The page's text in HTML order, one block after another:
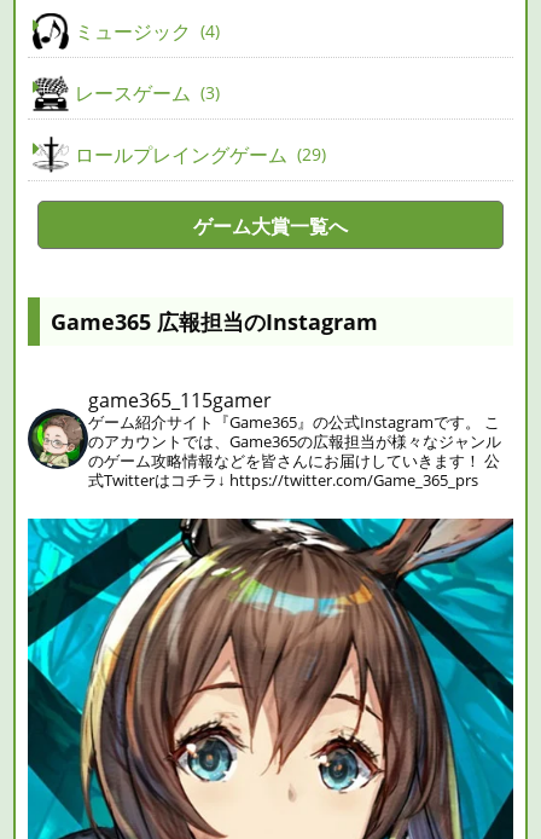
ミュージック 4
レースゲーム 3
ロールプレイングゲーム 29
ゲーム大賞一覧へ
Game365 広報担当のInstagram
game365_115gamer
ゲーム紹介サイト『Game365』の公式Instagramです。
こ
のアカウントでは、Game365の広報担当が様々なジャンル
のゲーム攻略情報などを皆さんにお届けしていきます！ 公
式Twitterはコチラ↓ https://twitter.com/Game_365_prs